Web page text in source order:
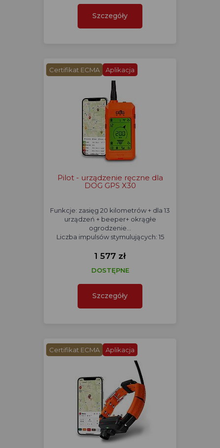
Szczegóły
Certifikat ECMA Aplikacja
Pilot - urządzenie ręczne dla
DOG GPS X30
Funkcje: zasięg 20 kilometrów + dla 13
urządzeń + beeper+ okrągłe
ogrodzenie...
Liczba impulsów stymulujących: 15
1 577 zł
DOSTĘPNE
Szczegóły
Certifikat ECMA Aplikacja